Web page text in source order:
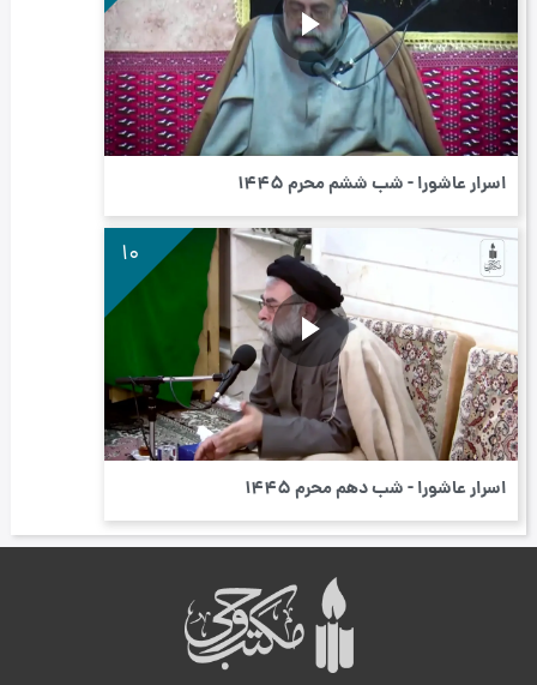
اسرار عاشورا - شب ششم محرم ۱۴۴5
10
اسرار عاشورا - شب دهم محرم ۱۴۴۵